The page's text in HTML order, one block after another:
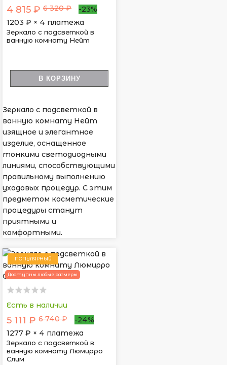
4 815 ₽ 6 320 ₽
-23%
1203 ₽ × 4 платежа
Зеркало с подсветкой в
ванную комнату Нейт
В КОРЗИНУ
Зеркало с подсветкой в
ванную комнату Нейт
изящное и элегантное
изделие, оснащенное
тонкими светодиодными
линиями, способствующими
правильному выполнению
уходовых процедур. С этим
предметом косметические
процедуры станут
приятными и
комфортными.
ПОПУЛЯРНЫЙ
Доступны любые размеры
Есть в наличии
5 111 ₽ 6 740 ₽
-24%
1277 ₽ × 4 платежа
Зеркало с подсветкой в
ванную комнату Люмирро
Слим